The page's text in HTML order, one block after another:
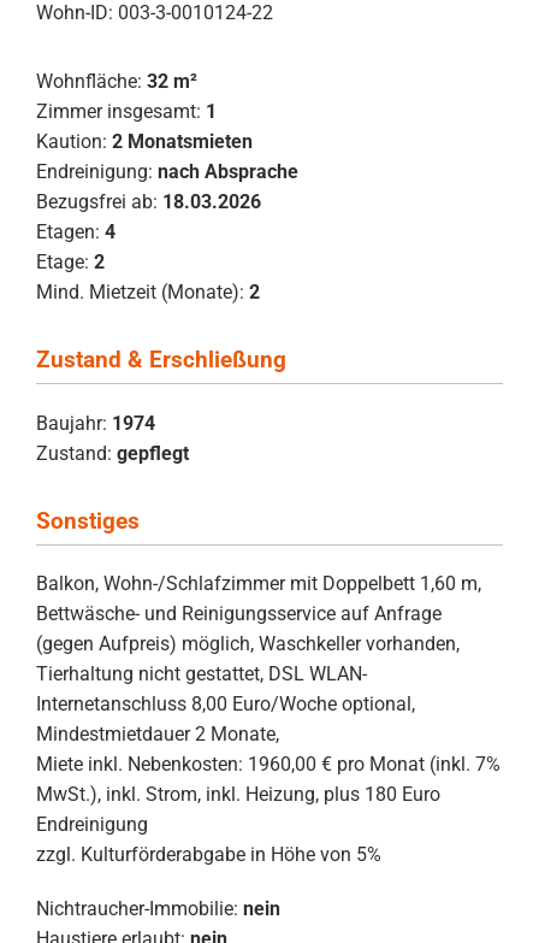
Wohn-ID: 003-3-0010124-22
Wohnfläche: 32 m²
Zimmer insgesamt: 1
Kaution: 2 Monatsmieten
Endreinigung: nach Absprache
Bezugsfrei ab: 18.03.2026
Etagen: 4
Etage: 2
Mind. Mietzeit (Monate): 2
Zustand & Erschließung
Baujahr: 1974
Zustand: gepflegt
Sonstiges
Balkon, Wohn-/Schlafzimmer mit Doppelbett 1,60 m,
Bettwäsche- und Reinigungsservice auf Anfrage
(gegen Aufpreis) möglich, Waschkeller vorhanden,
Tierhaltung nicht gestattet, DSL WLAN-
Internetanschluss 8,00 Euro/Woche optional,
Mindestmietdauer 2 Monate,
Miete inkl. Nebenkosten: 1960,00 € pro Monat (inkl. 7%
MwSt.), inkl. Strom, inkl. Heizung, plus 180 Euro
Endreinigung
zzgl. Kulturförderabgabe in Höhe von 5%
Nichtraucher-Immobilie: nein